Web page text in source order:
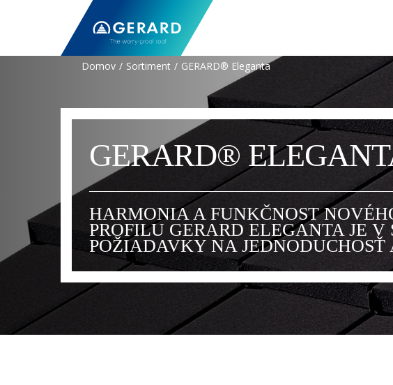
Domov
Sortiment GERARD® Eleganta
GERARD®
HARMONIA A FUNKČNOST
PROFILU GERARD ELEGANTA JE
POŽIADAVKY NA